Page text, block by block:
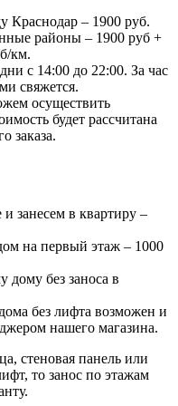
Краснодар – 1900 руб.
районы – 1900 руб +
км.
с 14:00 до 22:00. За час
свяжется.
осуществить
будет рассчитана
заказа.
занесем в квартиру –
на первый этаж – 1000
дому без заноса в
без лифта возможен и
нашего магазина.
стеновая панель или
то занос по этажам